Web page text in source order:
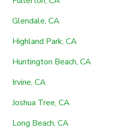
Glendale, CA
Highland Park, CA
Huntington Beach, CA
Irvine, CA
Joshua Tree, CA
Long Beach, CA